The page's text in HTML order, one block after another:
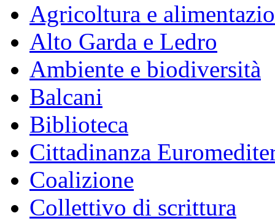
Agricoltura e
Alto Garda e Ledro
Ambiente e biodiversità
Balcani
Biblioteca
Cittadinanza
Coalizione
Collettivo di scrittura